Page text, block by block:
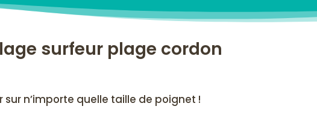
surfeur plage cordon
n’importe quelle taille de poignet !